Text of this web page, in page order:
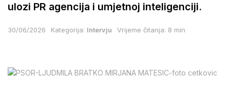
ulozi PR agencija i umjetnoj inteligenciji.
30/06/2026 Kategorija: Intervju Vrijeme čitanja: 8 min